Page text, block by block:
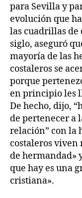
para Sevilla y
evolución que
las cuadrillas de
siglo, aseguró
mayoría de las
costaleros se
porque
en principio les
De hecho, dijo,
de pertenecer a
relación” con la
costaleros
de hermandad»
que hay es una
cristiana».